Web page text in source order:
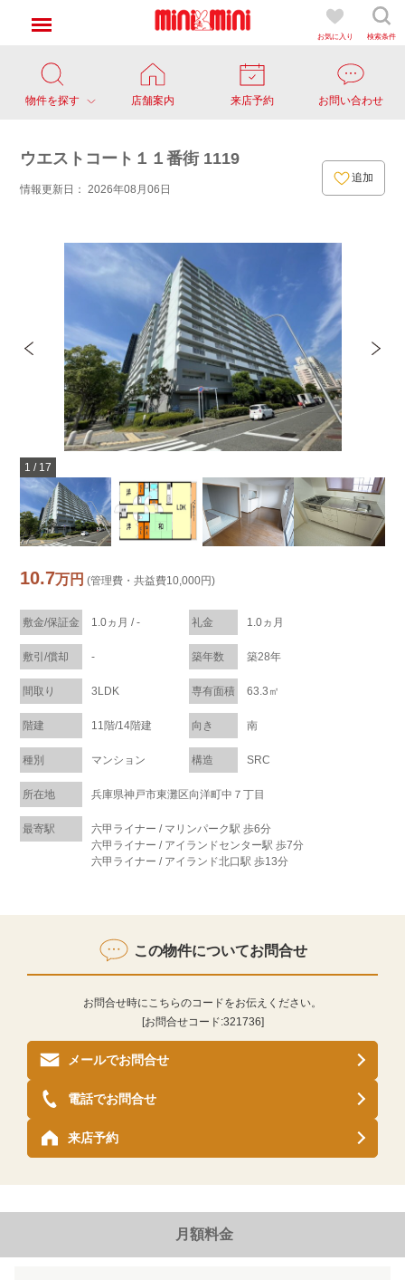
お気に入り 検索条件
物件を探す 店舗案内 来店予約 お問い合わせ
ウエストコート１１番街 1119
情報更新日： 2026年08月06日
追加
1 / 17
10.7万円 (管理費・共益費10,000円)
敷金/保証金 1.0ヵ月 / - 礼金 1.0ヵ月
敷引/償却 - 築年数 築28年
間取り 3LDK 専有面積 63.3㎡
階建 11階/14階建 向き 南
種別 マンション 構造 SRC
所在地 兵庫県神戸市東灘区向洋町中７丁目
最寄駅
六甲ライナー / マリンパーク駅 歩6分
六甲ライナー / アイランドセンター駅 歩7分
六甲ライナー / アイランド北口駅 歩13分
この物件についてお問合せ
お問合せ時にこちらのコードをお伝えください。
[お問合せコード:321736]
メールでお問合せ
来店予約
電話でお問合せ
月額料金